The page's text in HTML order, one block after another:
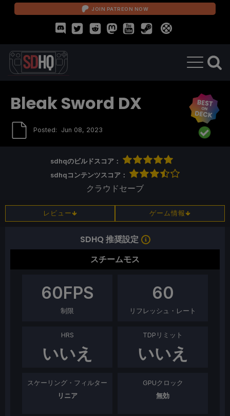
JOIN PATREON NOW
Bleak Sword DX
Posted: Jun 08, 2023
sdhqのビルドスコア：
sdhqコンテンツスコア：
クラウドセーブ
レビュー ゲーム情報
SDHQ 推奨設定
スチームモス
60FPS
制限
60
リフレッシュ・レート
HRS
いいえ
TDPリミット
いいえ
スケーリング・フィルター
リニア
GPUクロック
無効